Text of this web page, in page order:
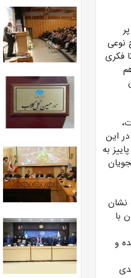
نوعی
فکری
این
به
نشان
با
و